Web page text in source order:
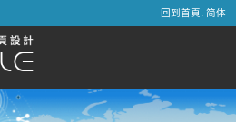
回到首頁. 简体